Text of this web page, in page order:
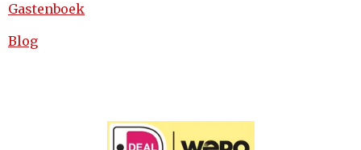
Gastenboek
Blog